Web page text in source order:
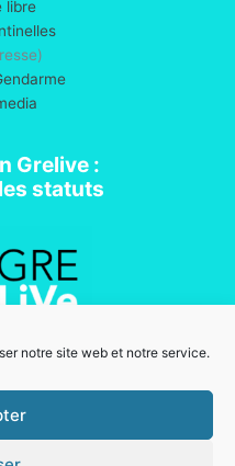
notre site web et notre service.
libre
Grelive :
statuts
loi 1901